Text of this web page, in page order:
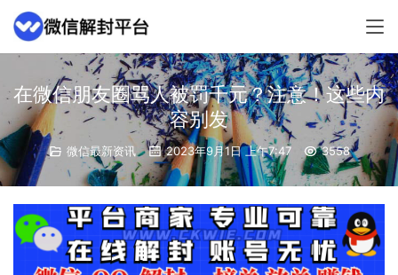
在微信朋友圈骂人被罚千元？注意！这些内
容别发
微信最新资讯 2023年9月1日 上午7:47 3558